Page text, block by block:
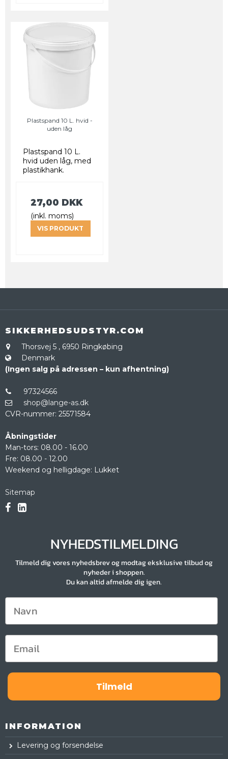
Plastspand 10 L. hvid -
uden låg
Plastspand 10 L.
hvid uden låg, med
plastikhank.
27,00 DKK
(inkl. moms)
VIS PRODUKT
SIKKERHEDSUDSTYR.COM
Thorsvej 5 , 6950 Ringkøbing
Denmark
(Ingen salg på adressen – kun afhentning)
97324566
shop@lange-as.dk
CVR-nummer: 25571584
Åbningstider
Man-tors: 08.00 - 16.00
Fre: 08.00 - 12.00
Weekend og helligdage: Lukket
Sitemap
NYHEDSTILMELDING
Tilmeld dig vores nyhedsbrev og modtag eksklusive tilbud og
nyheder i shoppen.
Du kan altid afmelde dig igen.
Tilmeld
INFORMATION
Levering og forsendelse